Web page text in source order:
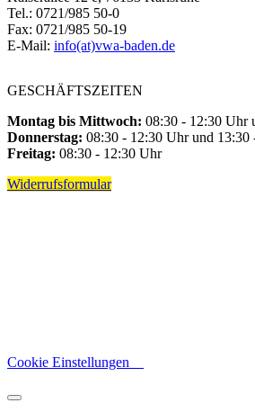
Tel.: 0721/985 50-0
Fax: 0721/985 50-19
E-Mail: info(at)vwa-baden.de
GESCHÄFTSZEITEN
Montag bis Mittwoch: 08:30 - 12:30 Uhr
Donnerstag: 08:30 - 12:30 Uhr und 13:30
Freitag: 08:30 - 12:30 Uhr
Widerrufsformular
Cookie Einstellungen